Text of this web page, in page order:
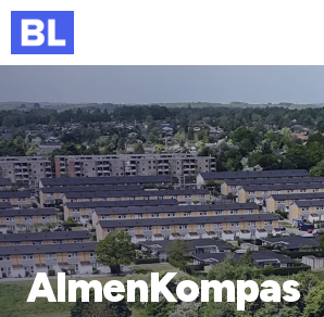
Genveje
Find medarbejder
Kurser og arrangementer
Jobportalen
MitBL
AlmenKompas